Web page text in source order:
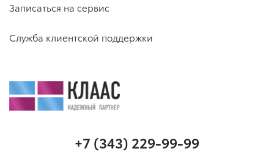
Записаться на сервис
Служба клиентской поддержки
+7 (343) 229-99-99